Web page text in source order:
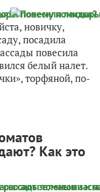
новичку,
посадила
повесила
белый налет.
торфяной, по-
Как это